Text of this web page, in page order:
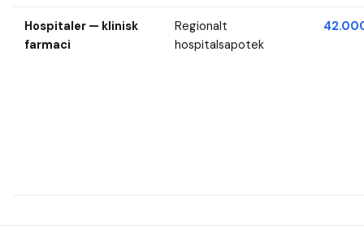
Hospitaler — klinisk
farmaci
Regionalt
hospitalsapotek